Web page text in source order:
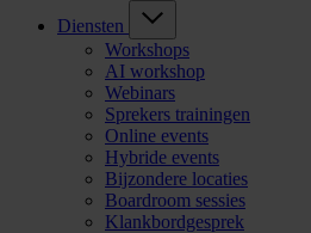
Diensten
Workshops
AI workshop
Webinars
Sprekers trainingen
Online events
Hybride events
Bijzondere locaties
Boardroom sessies
Klankbordgesprek